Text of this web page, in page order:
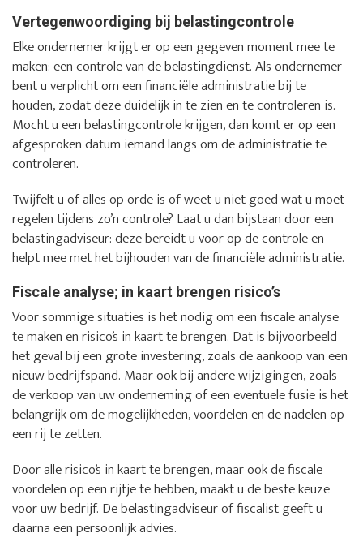
Vertegenwoordiging bij belastingcontrole
Elke ondernemer krijgt er op een gegeven moment mee te
maken: een controle van de belastingdienst. Als ondernemer
bent u verplicht om een financiële administratie bij te
houden, zodat deze duidelijk in te zien en te controleren is.
Mocht u een belastingcontrole krijgen, dan komt er op een
afgesproken datum iemand langs om de administratie te
controleren.
Twijfelt u of alles op orde is of weet u niet goed wat u moet
regelen tijdens zo’n controle? Laat u dan bijstaan door een
belastingadviseur: deze bereidt u voor op de controle en
helpt mee met het bijhouden van de financiële administratie.
Fiscale analyse; in kaart brengen risico’s
Voor sommige situaties is het nodig om een fiscale analyse
te maken en risico’s in kaart te brengen. Dat is bijvoorbeeld
het geval bij een grote investering, zoals de aankoop van een
nieuw bedrijfspand. Maar ook bij andere wijzigingen, zoals
de verkoop van uw onderneming of een eventuele fusie is het
belangrijk om de mogelijkheden, voordelen en de nadelen op
een rij te zetten.
Door alle risico’s in kaart te brengen, maar ook de fiscale
voordelen op een rijtje te hebben, maakt u de beste keuze
voor uw bedrijf. De belastingadviseur of fiscalist geeft u
daarna een persoonlijk advies.